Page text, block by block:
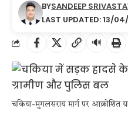
LAST UPDATED: 13/
BYSANDEEP
🔊
चकिया-मुगलसराय मार्ग पर आक्रोशित